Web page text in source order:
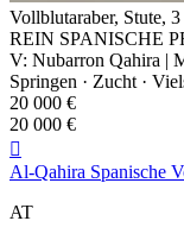
Vollblutaraber, Stute,
REIN SPANISCHE
V: Nubarron Qahira |
Springen · Zucht ·
20 000 €
20 000 €

Al-Qahira Spanische
AT